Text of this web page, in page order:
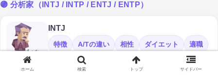
🟣 分析家（INTJ / INTP / ENTJ / ENTP）
INTJ
特徴 A/Tの違い 相性 ダイエット 適職
あるある診断
ホーム 検索 トップ サイドバー